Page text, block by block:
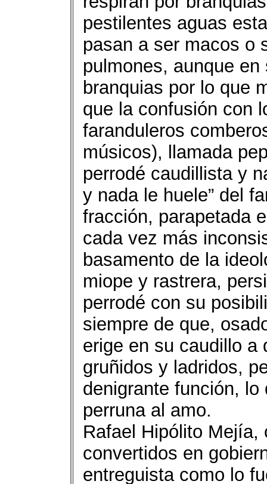
pestilentes aguas
pasan a ser macos o
pulmones, aunque
branquias por lo que
que la confusión con
faranduleros
músicos), llamada
perrodé caudillista y
y nada le huele” del
fracción, parapetada
cada vez más
basamento de la
miope y rastrera,
perrodé con su
siempre de que,
erige en su caudillo a
gruñidos y ladridos,
denigrante función,
perruna al amo.
Rafael Hipólito Mejía,
convertidos en
entreguista como lo